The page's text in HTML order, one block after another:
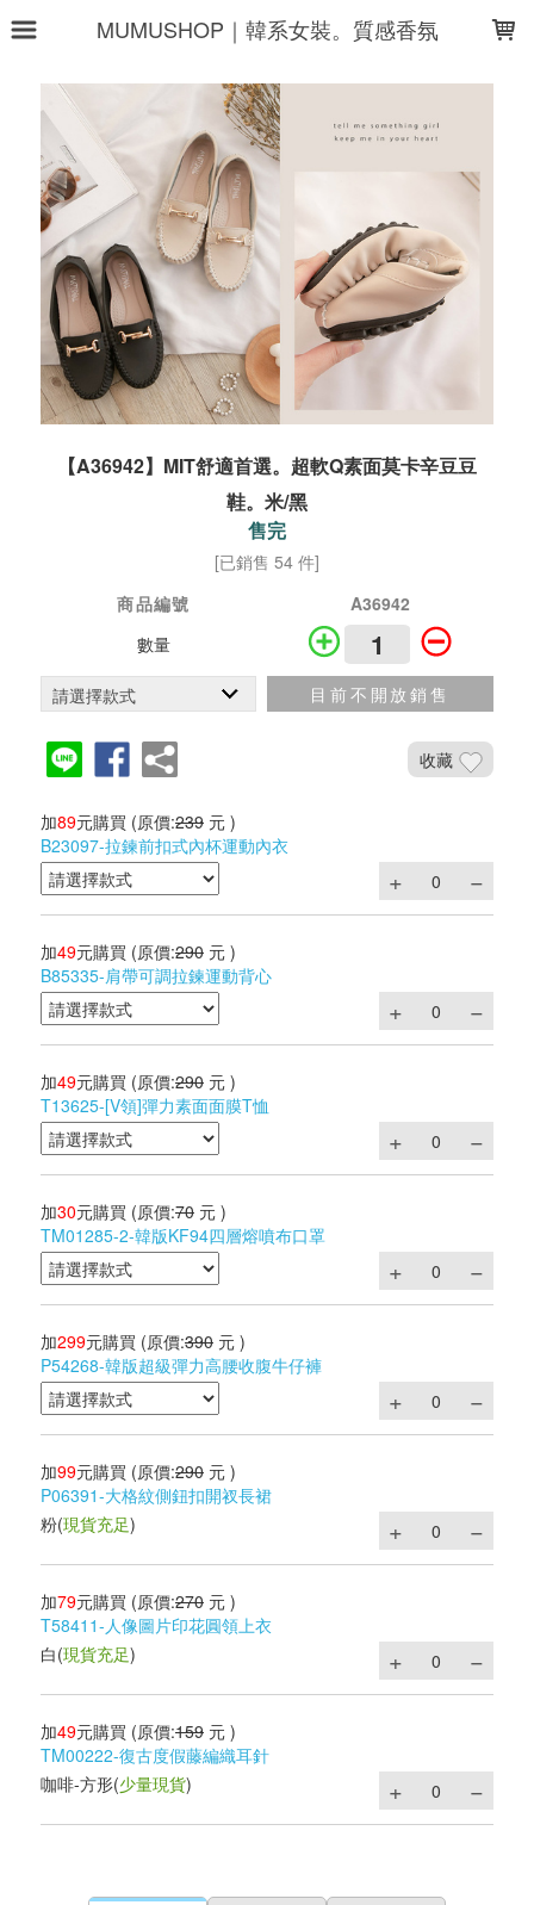
MUMUSHOP｜韓系女裝。質感香氛
【A36942】MIT舒適首選。超軟Q素面莫卡辛豆豆
鞋。米/黑
售完
[已銷售 54 件]
商品編號
A36942
數量
目前不開放銷售
收藏
加89元購買 (原價:239 元 )
B23097-拉鍊前扣式內杯運動內衣
加49元購買 (原價:290 元 )
B85335-肩帶可調拉鍊運動背心
加49元購買 (原價:290 元 )
T13625-[V領]彈力素面面膜T恤
加30元購買 (原價:70 元 )
TM01285-2-韓版KF94四層熔噴布口罩
加299元購買 (原價:390 元 )
P54268-韓版超級彈力高腰收腹牛仔褲
加99元購買 (原價:290 元 )
P06391-大格紋側鈕扣開衩長裙
粉(現貨充足)
加79元購買 (原價:270 元 )
T58411-人像圖片印花圓領上衣
白(現貨充足)
加49元購買 (原價:159 元 )
TM00222-復古度假藤編織耳針
咖啡-方形(少量現貨)